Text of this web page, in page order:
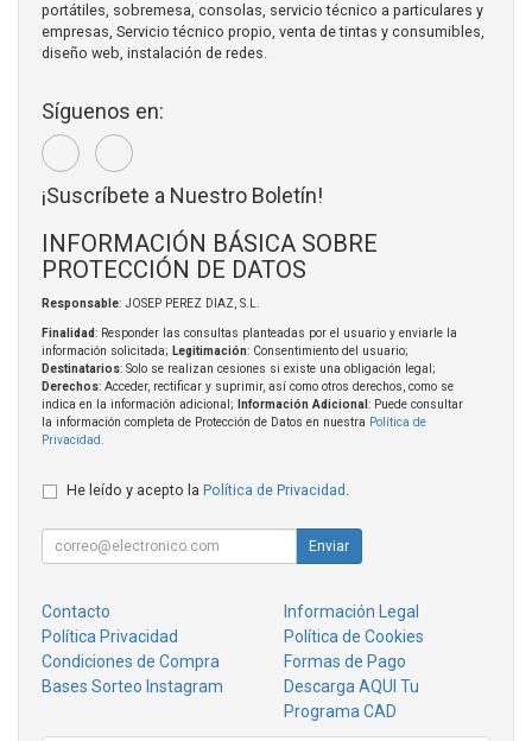
portátiles, sobremesa, consolas, servicio técnico a particulares y
empresas, Servicio técnico propio, venta de tintas y consumibles,
diseño web, instalación de redes.
Síguenos en:
¡Suscríbete a Nuestro Boletín!
INFORMACIÓN BÁSICA SOBRE
PROTECCIÓN DE DATOS
Responsable: JOSEP PEREZ DIAZ, S.L.
Finalidad: Responder las consultas planteadas por el usuario y enviarle la
información solicitada; Legitimación: Consentimiento del usuario;
Destinatarios: Solo se realizan cesiones si existe una obligación legal;
Derechos: Acceder, rectificar y suprimir, así como otros derechos, como se
indica en la información adicional;
Información Adicional : Puede consultar
la información completa de Protección de Datos en nuestra Política de
Privacidad.
He leído y acepto la Política de Privacidad .
Enviar
Contacto
Información Legal
Política Privacidad
Política de Cookies
Condiciones de Compra
Formas de Pago
Bases Sorteo Instagram
Descarga AQUI Tu
Programa CAD